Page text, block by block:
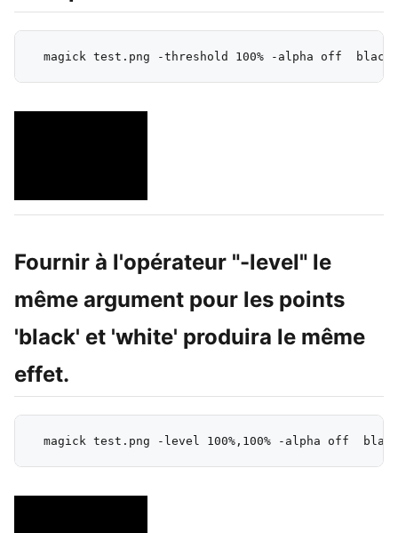
Fournir à l'opérateur "-level" le
même argument pour les points
'black' et 'white' produira le même
effet.